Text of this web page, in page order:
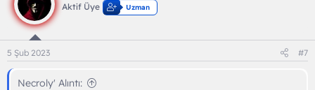
Aktif Üye Uzman
5 Şub 2023 #7
Necroly' Alıntı: